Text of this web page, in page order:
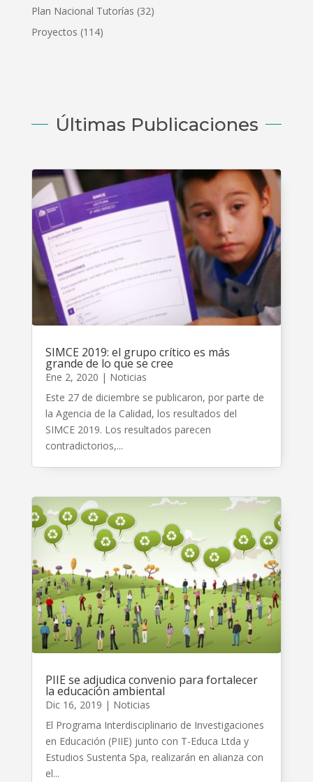
Plan Nacional Tutorías (32)
Proyectos (114)
Últimas Publicaciones
SIMCE 2019: el grupo crítico es más
grande de lo que se cree
Ene 2, 2020 | Noticias
Este 27 de diciembre se publicaron, por parte de
la Agencia de la Calidad, los resultados del
SIMCE 2019. Los resultados parecen
contradictorios,...
PIIE se adjudica convenio para fortalecer
la educación ambiental
Dic 16, 2019 | Noticias
El Programa Interdisciplinario de Investigaciones
en Educación (PIIE) junto con T-Educa Ltda y
Estudios Sustenta Spa, realizarán en alianza con
el...